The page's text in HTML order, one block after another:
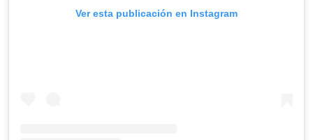
Ver esta publicación en Instagram